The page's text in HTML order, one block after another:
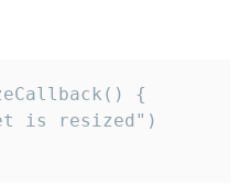
{
is resized")